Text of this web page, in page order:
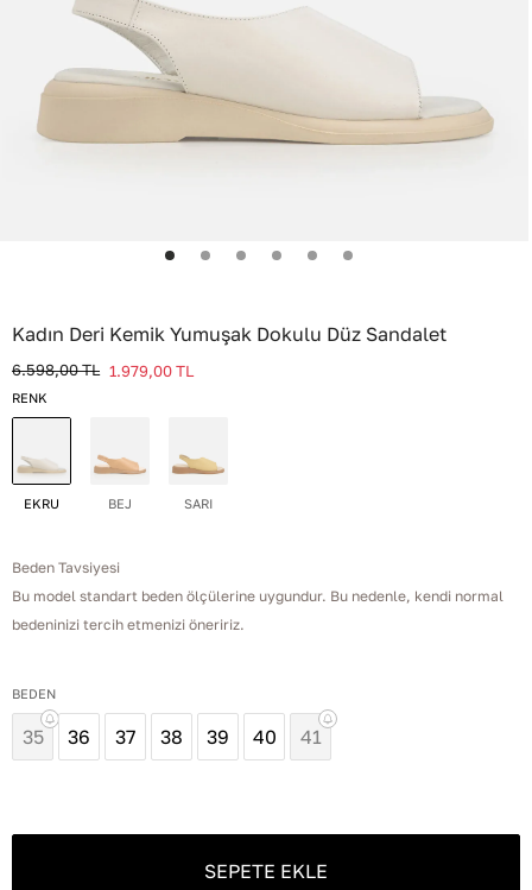
Kadın Deri Kemik Yumuşak Dokulu Düz Sandalet
6.598,00TL 1.979,00TL
RENK
EKRU BEJ SARI
Beden Tavsiyesi
Bu model standart beden ölçülerine uygundur. Bu nedenle, kendi normal
bedeninizi tercih etmenizi öneririz.
BEDEN
35 36 37 38 39 40 41
SEPETE EKLE